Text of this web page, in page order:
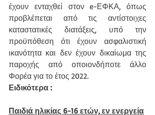
έχουν ενταχθεί στον e-ΕΦΚΑ, όπως
προβλέπεται από τις αντίστοιχες
καταστατικές διατάξεις, υπό την
προϋπόθεση ότι έχουν ασφαλιστική
ικανότητα και δεν έχουν δικαίωμα της
παροχής από οποιονδήποτε άλλο
Φορέα για το έτος 2022.
Ειδικότερα :
Παιδιά ηλικίας 6-16 ετών, εν ενεργεία